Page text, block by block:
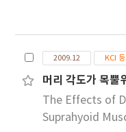
(1.3점에서 1.7
11%(1.8점에서
유도운동치료와
다(p<.01). 결론 :
수중과 지상에서
goniometer
and pennation
2009.12 KCI 등
머리 각도가 목뿔
The Effects of
Suprahyoid